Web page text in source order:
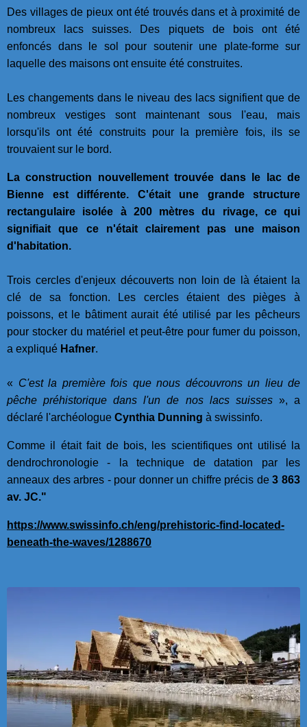
Des villages de pieux ont été trouvés dans et à proximité de
nombreux lacs suisses. Des piquets de bois ont été
enfoncés dans le sol pour soutenir une plate-forme sur
laquelle des maisons ont ensuite été construites.
Les changements dans le niveau des lacs signifient que de
nombreux vestiges sont maintenant sous l'eau, mais
lorsqu'ils ont été construits pour la première fois, ils se
trouvaient sur le bord.
La construction nouvellement trouvée dans le lac de
Bienne est différente. C'était une grande structure
rectangulaire isolée à 200 mètres du rivage, ce qui
signifiait que ce n'était clairement pas une maison
d'habitation.
Trois cercles d'enjeux découverts non loin de là étaient la
clé de sa fonction. Les cercles étaient des pièges à
poissons, et le bâtiment aurait été utilisé par les pêcheurs
pour stocker du matériel et peut-être pour fumer du poisson,
a expliqué Hafner.
« C'est la première fois que nous découvrons un lieu de
pêche préhistorique dans l'un de nos lacs suisses», a
déclaré l'archéologue Cynthia Dunning à swissinfo.
Comme il était fait de bois, les scientifiques ont utilisé la
dendrochronologie - la technique de datation par les
anneaux des arbres - pour donner un chiffre précis de3 863
av. JC."
https://www.swissinfo.ch/eng/prehistoric-find-located-
beneath-the-waves/1288670